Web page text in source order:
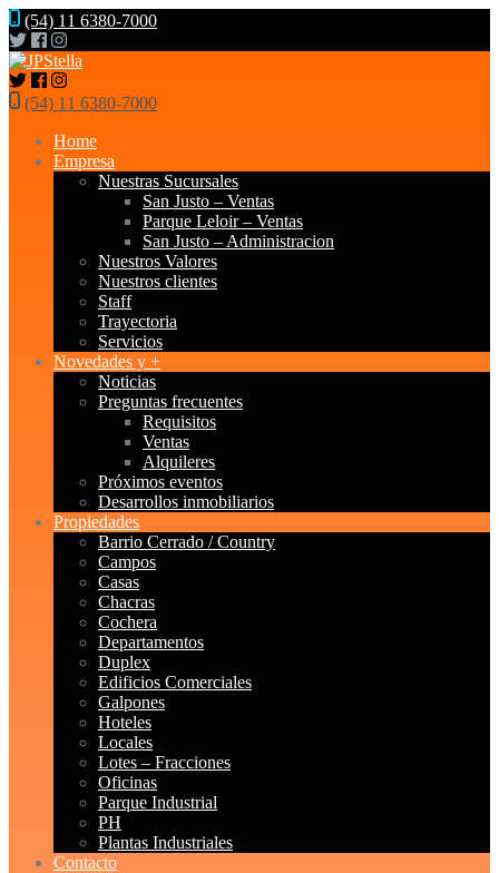
(54) 11 6380-7000
(54) 11 6380-7000
Home
Empresa
Nuestras Sucursales
San Justo – Ventas
Parque Leloir – Ventas
San Justo – Administracion
Nuestros Valores
Nuestros clientes
Staff
Trayectoria
Servicios
Novedades y +
Noticias
Preguntas frecuentes
Requisitos
Ventas
Alquileres
Próximos eventos
Desarrollos inmobiliarios
Propiedades
Barrio Cerrado / Country
Campos
Casas
Chacras
Cochera
Departamentos
Duplex
Edificios Comerciales
Galpones
Hoteles
Locales
Lotes – Fracciones
Oficinas
Parque Industrial
PH
Plantas Industriales
Contacto